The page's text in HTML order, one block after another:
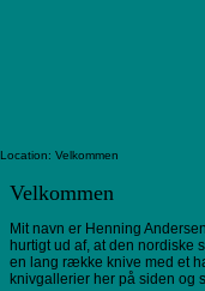
Location: Velkommen
Velkommen
Mit navn er Henning
hurtigt ud af, at den nordiske
en lang række knive med et
knivgallerier her på siden og